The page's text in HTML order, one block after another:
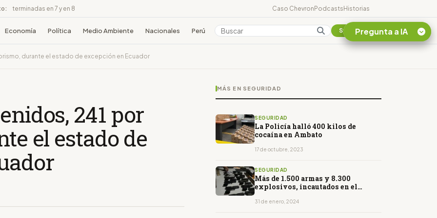
terminadas en 7 y en 8 Caso ChevronPodcastsHistorias
Economía Política Medio Ambiente Nacionales Perú Colombia Suscribirse
durante el estado de excepción en Ecuador
241 por
el estado de
MÁS EN SEGURIDAD
SEGURIDAD
La Policía halló 400 kilos de
cocaína en Ambato
17 de octubre, 2023
SEGURIDAD
Más de 1.500 armas y 8.300
explosivos, incautados en el
31 de enero, 2024
Pregunta a IA